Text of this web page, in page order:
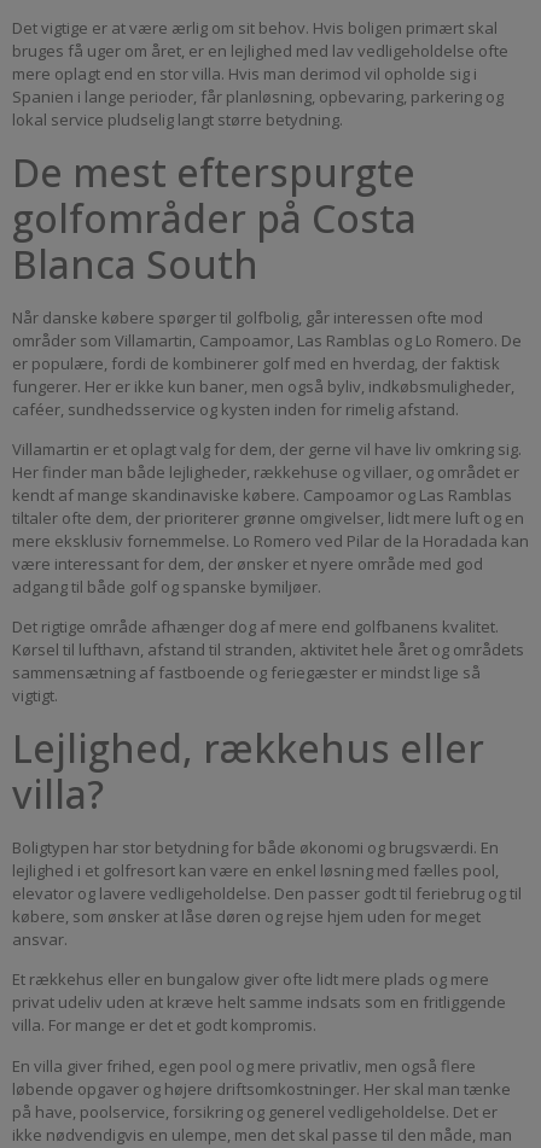
Det vigtige er at være ærlig om sit behov. Hvis boligen primært skal
bruges få uger om året, er en lejlighed med lav vedligeholdelse ofte
mere oplagt end en stor villa. Hvis man derimod vil opholde sig i
Spanien i lange perioder, får planløsning, opbevaring, parkering og
lokal service pludselig langt større betydning.
De mest efterspurgte
golfområder på Costa
Blanca South
Når danske købere spørger til golfbolig, går interessen ofte mod
områder som Villamartin, Campoamor, Las Ramblas og Lo Romero. De
er populære, fordi de kombinerer golf med en hverdag, der faktisk
fungerer. Her er ikke kun baner, men også byliv, indkøbsmuligheder,
caféer, sundhedsservice og kysten inden for rimelig afstand.
Villamartin er et oplagt valg for dem, der gerne vil have liv omkring sig.
Her finder man både lejligheder, rækkehuse og villaer, og området er
kendt af mange skandinaviske købere. Campoamor og Las Ramblas
tiltaler ofte dem, der prioriterer grønne omgivelser, lidt mere luft og en
mere eksklusiv fornemmelse. Lo Romero ved Pilar de la Horadada kan
være interessant for dem, der ønsker et nyere område med god
adgang til både golf og spanske bymiljøer.
Det rigtige område afhænger dog af mere end golfbanens kvalitet.
Kørsel til lufthavn, afstand til stranden, aktivitet hele året og områdets
sammensætning af fastboende og feriegæster er mindst lige så
vigtigt.
Lejlighed, rækkehus eller
villa?
Boligtypen har stor betydning for både økonomi og brugsværdi. En
lejlighed i et golfresort kan være en enkel løsning med fælles pool,
elevator og lavere vedligeholdelse. Den passer godt til feriebrug og til
købere, som ønsker at låse døren og rejse hjem uden for meget
ansvar.
Et rækkehus eller en bungalow giver ofte lidt mere plads og mere
privat udeliv uden at kræve helt samme indsats som en fritliggende
villa. For mange er det et godt kompromis.
En villa giver frihed, egen pool og mere privatliv, men også flere
løbende opgaver og højere driftsomkostninger. Her skal man tænke
på have, poolservice, forsikring og generel vedligeholdelse. Det er
ikke nødvendigvis en ulempe, men det skal passe til den måde, man